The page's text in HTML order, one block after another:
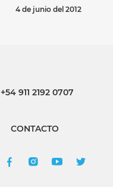
4 de junio del 2012
911 2192 0707
CONTACTO